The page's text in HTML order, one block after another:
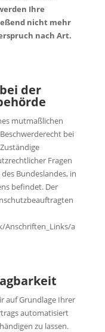
Ihre
nicht mehr
nach Art.
der
mutmaßlichen
bei
Fragen
Bundeslandes, in
befindet. Der
a
auf Grundlage Ihrer
automatisiert
zu lassen.